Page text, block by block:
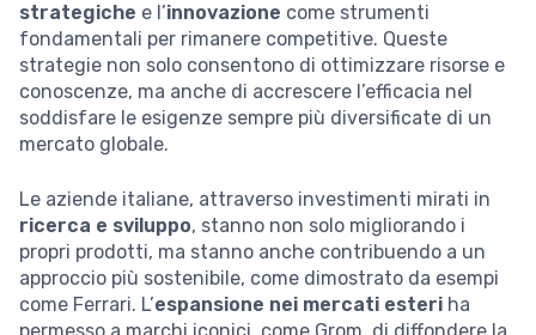
strategiche e l’innovazione come strumenti
fondamentali per rimanere competitive. Queste
strategie non solo consentono di ottimizzare risorse e
conoscenze, ma anche di accrescere l’efficacia nel
soddisfare le esigenze sempre più diversificate di un
mercato globale.
Le aziende italiane, attraverso investimenti mirati in
ricerca e sviluppo, stanno non solo migliorando i
propri prodotti, ma stanno anche contribuendo a un
approccio più sostenibile, come dimostrato da esempi
come Ferrari. L’espansione nei mercati esteri ha